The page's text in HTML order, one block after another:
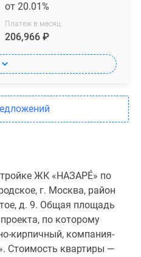
от 20.01%
Платеж в месяц
206,966 ₽
ЖК «НАЗАРÉ» по
г. Москва, район
д. 9. Общая площадь
по которому
кирпичный, компания-
Стоимость квартиры —